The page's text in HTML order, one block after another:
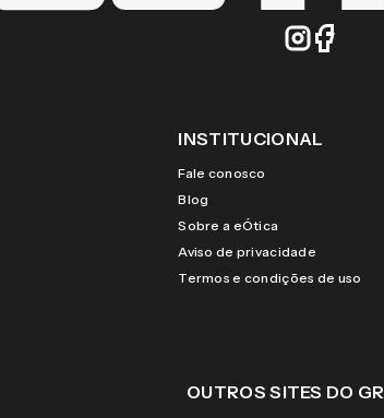
INSTITUCIONAL
Fale conosco
Blog
Sobre a eÓtica
Aviso de privacidade
Termos e condições de uso
OUTROS SITES DO